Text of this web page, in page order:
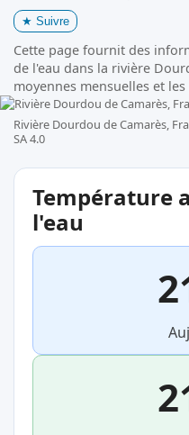
★ Suivre
Cette page fournit des
de l'eau dans la rivière
moyennes mensuelles et
Rivière Dourdou de Camarès,
SA 4.0
Température
l'eau